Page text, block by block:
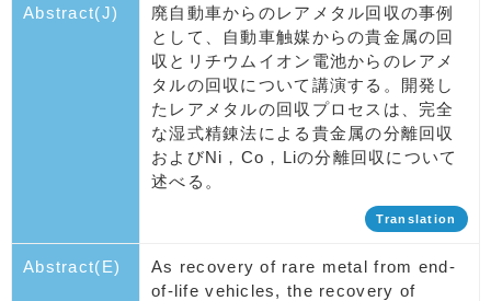
Abstract(J)
廃自動車からのレアメタル回収の事例
として、自動車触媒からの貴金属の回
収とリチウムイオン電池からのレアメ
タルの回収について講演する。開発し
たレアメタルの回収プロセスは、完全
な湿式精錬法による貴金属の分離回収
およびNi，Co，Liの分離回収について
述べる。
Translation
Abstract(E)
As recovery of rare metal from end-
of-life vehicles, the recovery of